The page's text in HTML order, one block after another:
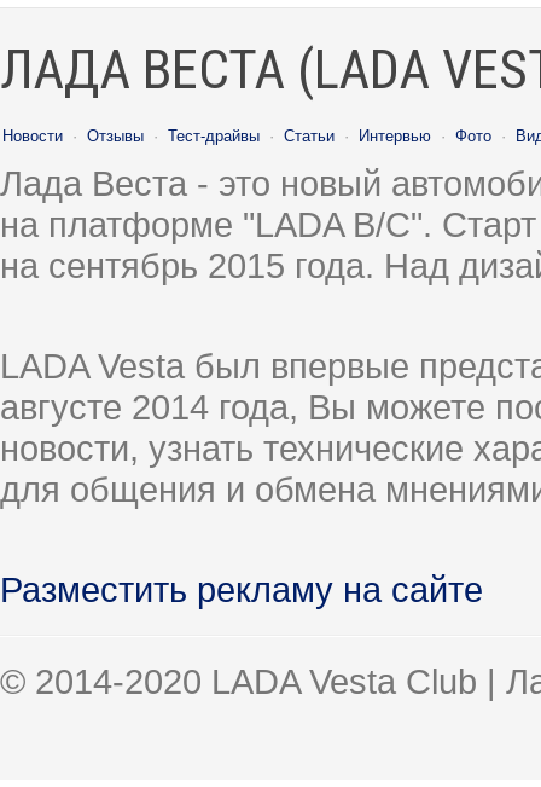
ЛАДА ВЕСТА (LADA
Новости · Отзывы · Тест-драйвы · Статьи · Интервью · Фото ·
Лада Веста - это новый
на платформе "LADA B/C".
на сентябрь 2015 года. Над
LADA Vesta был впервые
августе 2014 года, Вы можете
новости, узнать технические
для общения и обмена
Разместить рекламу на сайте
© 2014-2020 LADA Vesta Club |